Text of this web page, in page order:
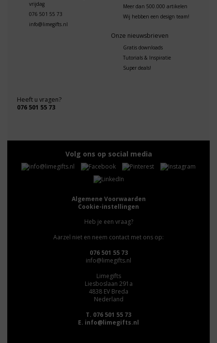
vrijdag
076 501 55 73
info@limegifts.nl
Meer dan 500.000 artikelen
Wij hebben een design team!
Onze nieuwsbrieven
Gratis downloads
Tutorials & Inspiratie
Super deals!
Heeft u vragen?
076 501 55 73
Volg ons op social media
Algemene Voorwaarden
Cookie-instellingen
Heb je een vraag?
Aarzel niet en neem contact met ons op:
076 501 55 73
info@limegifts.nl
Limegifts
Liesboslaan 291a
4838 EV Breda
Nederland
T. 076 501 55 73
E. info@limegifts.nl